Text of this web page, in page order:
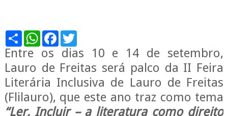
S
h
a
r
e
W
h
a
t
s
A
p
F
e
b
o
o
T
i
t
t
e
r
Entre os dias 10 e 14 de setembro,
Lauro de Freitas será palco da II Feira
Literária Inclusiva de Lauro de Freitas
(Flilauro), que este ano traz como tema
“Ler, Incluir – a literatura como direito